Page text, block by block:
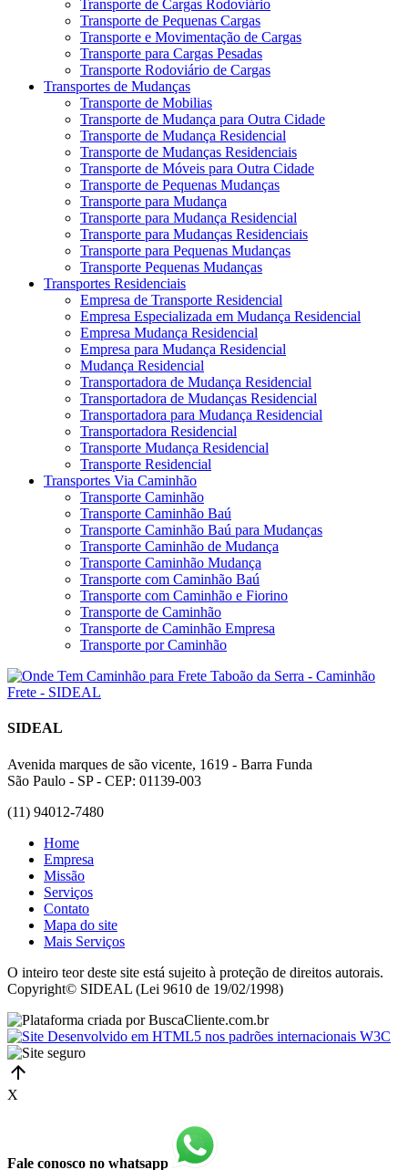
Transporte de Cargas Rodoviário
Transporte de Pequenas Cargas
Transporte e Movimentação de Cargas
Transporte para Cargas Pesadas
Transporte Rodoviário de Cargas
Transportes de Mudanças
Transporte de Mobilias
Transporte de Mudança para Outra Cidade
Transporte de Mudança Residencial
Transporte de Mudanças Residenciais
Transporte de Móveis para Outra Cidade
Transporte de Pequenas Mudanças
Transporte para Mudança
Transporte para Mudança Residencial
Transporte para Mudanças Residenciais
Transporte para Pequenas Mudanças
Transporte Pequenas Mudanças
Transportes Residenciais
Empresa de Transporte Residencial
Empresa Especializada em Mudança Residencial
Empresa Mudança Residencial
Empresa para Mudança Residencial
Mudança Residencial
Transportadora de Mudança Residencial
Transportadora de Mudanças Residencial
Transportadora para Mudança Residencial
Transportadora Residencial
Transporte Mudança Residencial
Transporte Residencial
Transportes Via Caminhão
Transporte Caminhão
Transporte Caminhão Baú
Transporte Caminhão Baú para Mudanças
Transporte Caminhão de Mudança
Transporte Caminhão Mudança
Transporte com Caminhão Baú
Transporte com Caminhão e Fiorino
Transporte de Caminhão
Transporte de Caminhão Empresa
Transporte por Caminhão
SIDEAL
Avenida marques de são vicente, 1619 - Barra Funda
São Paulo - SP - CEP: 01139-003
(11) 94012-7480
Home
Empresa
Missão
Serviços
Contato
Mapa do site
Mais Serviços
O inteiro teor deste site está sujeito à proteção de direitos autorais.
Copyright© SIDEAL (Lei 9610 de 19/02/1998)
X
Fale conosco no whatsapp